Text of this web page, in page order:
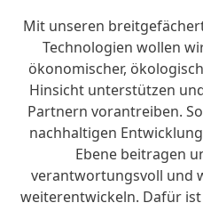
Mit unseren
Technologien wollen
ökonomischer,
Hinsicht unterstützen
Partnern vorantreiben.
nachhaltigen
Ebene beitragen
verantwortungsvoll und
weiterentwickeln. Dafür